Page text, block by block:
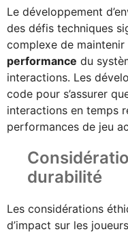
Le développement
des défis techniques
complexe de
performance du
interactions. Les
code pour s’assurer
interactions en temps
performances de jeu
durabilité
Les considérations
d’impact sur les